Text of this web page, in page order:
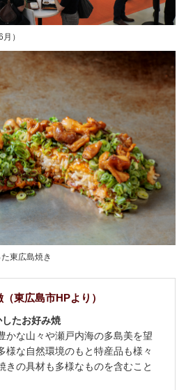
）
東広島焼き
東広島市HPより）
たお好み焼
かな山々や瀬戸内海の多島美を望
様な自然環境のもと特産品も様々
きの具材も多様なものを含むこと